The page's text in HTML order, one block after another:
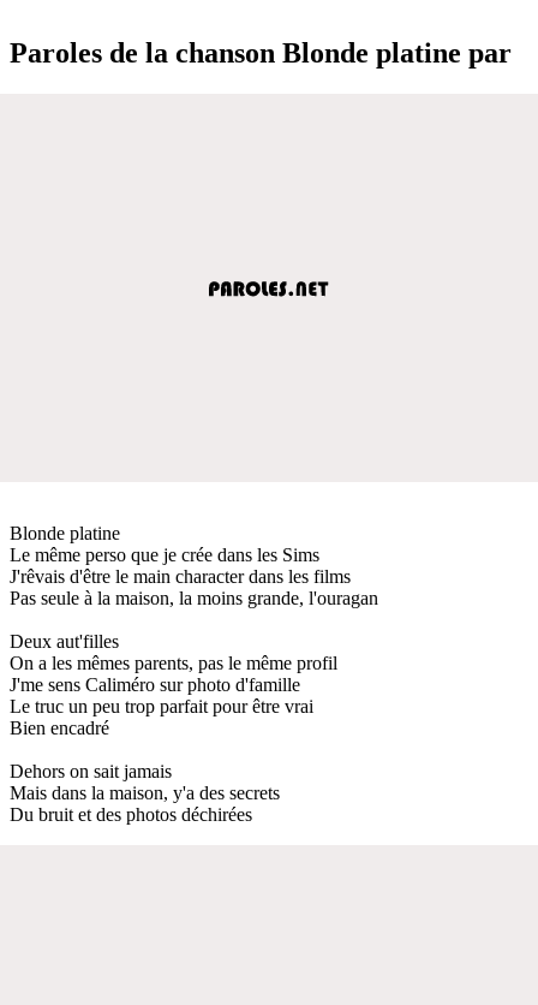
Paroles de la chanson Blonde platine par
Blonde platine
Le même perso que je crée dans les Sims
J'rêvais d'être le main character dans les films
Pas seule à la maison, la moins grande, l'ouragan
Deux aut'filles
On a les mêmes parents, pas le même profil
J'me sens Caliméro sur photo d'famille
Le truc un peu trop parfait pour être vrai
Bien encadré
Dehors on sait jamais
Mais dans la maison, y'a des secrets
Du bruit et des photos déchirées